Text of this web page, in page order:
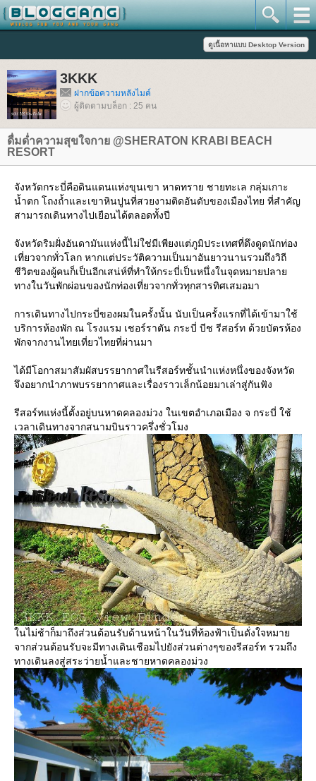
3KKK
ฝากข้อความหลังไมค์
ผู้ติดตามบล็อก : 25 คน
ดื่มด่ำความสุขใจกาย @SHERATON KRABI BEACH
RESORT
จังหวัดกระบี่คือดินแดนแห่งขุนเขา หาดทราย ชายทะเล กลุ่มเกาะ
น้ำตก โถงถ้ำและเขาหินปูนที่สวยงามติดอันดับของเมืองไทย ที่สำคัญ
สามารถเดินทางไปเยือนได้ตลอดทั้งปี
จังหวัดริมฝั่งอันดามันแห่งนี้ไม่ใช่มีเพียงแต่ภูมิประเทศที่ดึงดูดนักท่อง
เที่ยวจากทั่วโลก หากแต่ประวัติความเป็นมาอันยาวนานรวมถึงวิถี
ชีวิตของผู้คนก็เป็นอีกเสน่ห์ที่ทำให้กระบี่เป็นหนึ่งในจุดหมายปลา
ทางในวันพักผ่อนของนักท่องเที่ยวจากทั่วทุกสารทิศเสมอมา
การเดินทางไปกระบี่ของผมในครั้งนั้น นับเป็นครั้งแรกที่ได้เข้ามาใช้
บริการห้องพัก ณ โรงแรม เชอร์ราตัน กระบี่ บีช รีสอร์ท ด้วยบัตรห้อง
พักจากงานไทยเที่ยวไทยที่ผ่านมา
ได้มีโอกาสมาสัมผัสบรรยากาศในรีสอร์ทชั้นนำแห่งหนึ่งของจังหวัด
จึงอยากนำภาพบรรยากาศและเรื่องราวเล็กน้อยมาเล่าสู่กันฟัง
รีสอร์ทแห่งนี้ตั้งอยู่บนหาดคลองม่วง ในเขตอำเภอเมือง จ กระบี่ ใช้
เวลาเดินทางจากสนามบินราวครึ่งชั่วโมง
นไม่ช้าก็มาถึงส่วนต้อนรับด้านหน้าในวันที่ท้องฟ้าเป็นดั่งใจหมา
จากส่วนต้อนรับจะมีทางเดินเชือมไปยังส่วนต่างๆของรีสอร์ท รวมถึง
ทางเดินลงสู่สระว่ายน้ำและชายหาดคลองม่วง